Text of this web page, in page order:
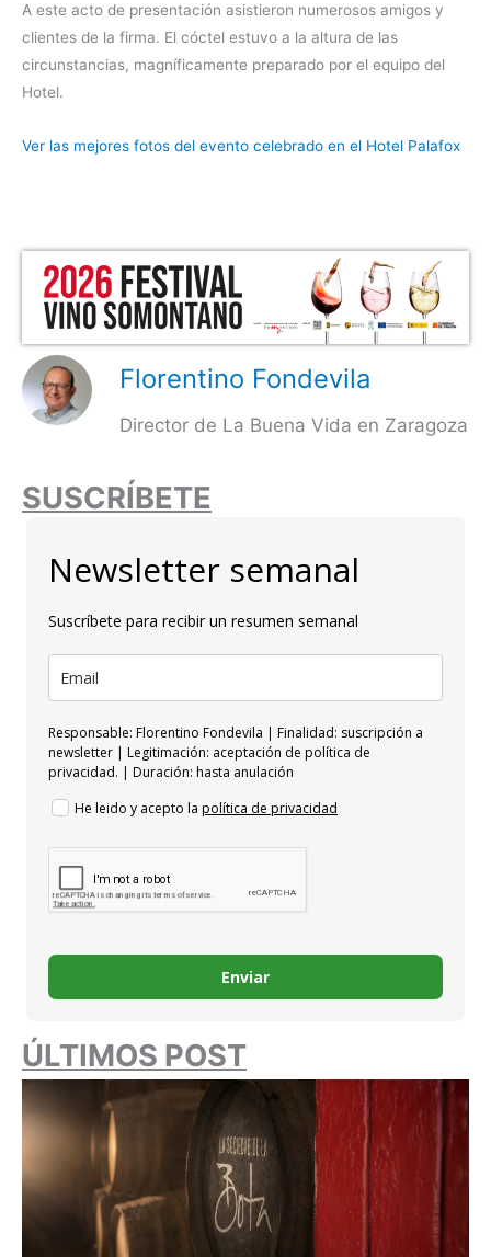
A este acto de presentación asistieron numerosos amigos y
clientes de la firma. El cóctel estuvo a la altura de las
circunstancias, magníficamente preparado por el equipo del
Hotel.
Ver las mejores fotos del evento celebrado en el Hotel Palafox
Florentino Fondevila
Director de La Buena Vida en Zaragoza
SUSCRÍBETE
Newsletter semanal
Suscríbete para recibir un resumen semanal
Responsable: Florentino Fondevila | Finalidad: suscripción a
newsletter | Legitimación: aceptación de política de
privacidad. | Duración: hasta anulación
He leido y acepto la política de privacidad
Enviar
ÚLTIMOS POST